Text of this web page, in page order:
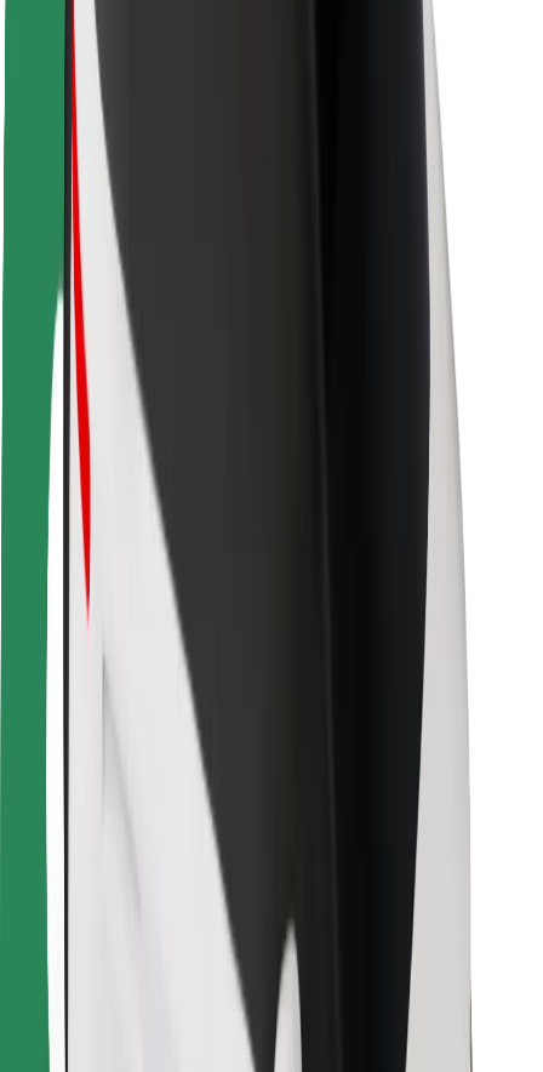
Safety Lab
Ciudades
Dónde estamos
Soluciones para las ciudades
Aeropuertos
Estaciones de carga de Bolt
Soporte
Para usuarios
Para conductores
Para repartidores
Bolt Food
Para propietarios de flota
Para restaurantes
Bolt para empresas
Términos y Condiciones
¡Conseguí un viaje en minutos!
Descargar la app de Bolt